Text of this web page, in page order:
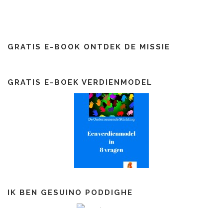
GRATIS E-BOOK ONTDEK DE MISSIE
GRATIS E-BOEK VERDIENMODEL
IK BEN GESUINO PODDIGHE